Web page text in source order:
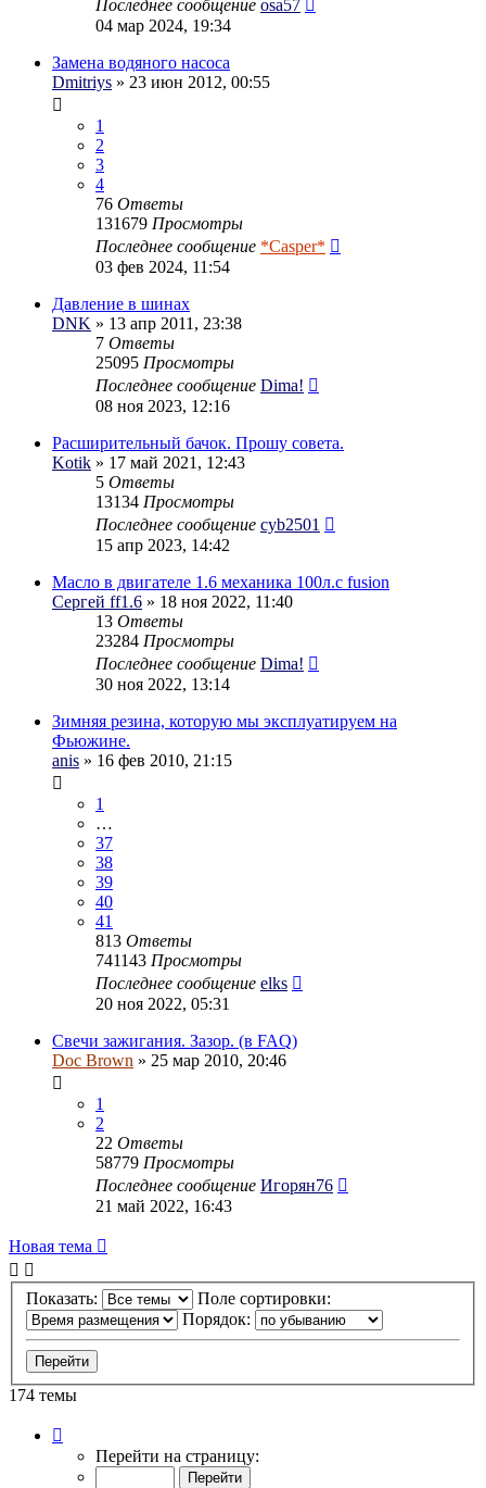
Последнее сообщение osa57
04 мар 2024, 19:34
Замена водяного насоса
Dmitriys » 23 июн 2012, 00:55
1
2
3
4
76 Ответы
131679 Просмотры
Последнее сообщение *Casper*
03 фев 2024, 11:54
Давление в шинах
DNK » 13 апр 2011, 23:38
7 Ответы
25095 Просмотры
Последнее сообщение Dima!
08 ноя 2023, 12:16
Расширительный бачок. Прошу совета.
Kotik » 17 май 2021, 12:43
5 Ответы
13134 Просмотры
Последнее сообщение cyb2501
15 апр 2023, 14:42
Масло в двигателе 1.6 механика 100л.с fusion
Сергей ff1.6 » 18 ноя 2022, 11:40
13 Ответы
23284 Просмотры
Последнее сообщение Dima!
30 ноя 2022, 13:14
Зимняя резина, которую мы эксплуатируем на
Фьюжине.
anis » 16 фев 2010, 21:15
1
…
37
38
39
40
41
813 Ответы
741143 Просмотры
Последнее сообщение elks
20 ноя 2022, 05:31
Свечи зажигания. Зазор. (в FAQ)
Doc Brown » 25 мар 2010, 20:46
1
2
22 Ответы
58779 Просмотры
Последнее сообщение Игорян76
21 май 2022, 16:43
Новая тема
Показать:
Поле сортировки:
Порядок:
174 темы
Перейти на страницу: